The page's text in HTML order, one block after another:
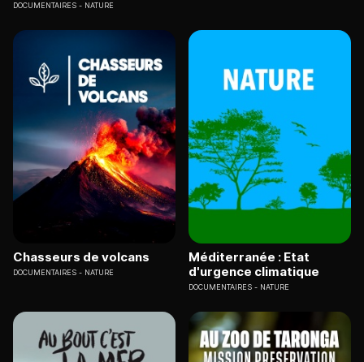
DOCUMENTAIRES NATURE
Chasseurs de volcans
DOCUMENTAIRES NATURE
Méditerranée : Etat
d'urgence climatique
DOCUMENTAIRES NATURE